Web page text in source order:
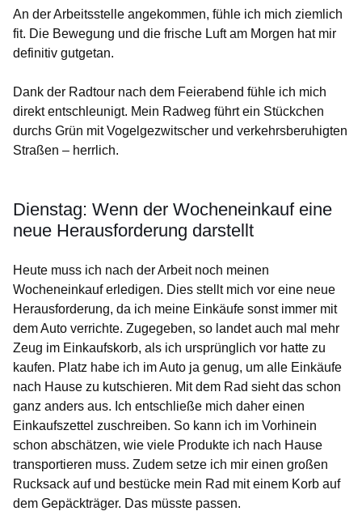
An der Arbeitsstelle angekommen, fühle ich mich ziemlich
fit. Die Bewegung und die frische Luft am Morgen hat mir
definitiv gutgetan.
Dank der Radtour nach dem Feierabend fühle ich mich
direkt entschleunigt. Mein Radweg führt ein Stückchen
durchs Grün mit Vogelgezwitscher und verkehrsberuhigten
Straßen – herrlich.
Dienstag: Wenn der Wocheneinkauf eine
neue Herausforderung darstellt
Heute muss ich nach der Arbeit noch meinen
Wocheneinkauf erledigen. Dies stellt mich vor eine neue
Herausforderung, da ich meine Einkäufe sonst immer mit
dem Auto verrichte. Zugegeben, so landet auch mal mehr
Zeug im Einkaufskorb, als ich ursprünglich vor hatte zu
kaufen. Platz habe ich im Auto ja genug, um alle Einkäufe
nach Hause zu kutschieren. Mit dem Rad sieht das schon
ganz anders aus. Ich entschließe mich daher einen
Einkaufszettel zuschreiben. So kann ich im Vorhinein
schon abschätzen, wie viele Produkte ich nach Hause
transportieren muss. Zudem setze ich mir einen großen
Rucksack auf und bestücke mein Rad mit einem Korb auf
dem Gepäckträger. Das müsste passen.